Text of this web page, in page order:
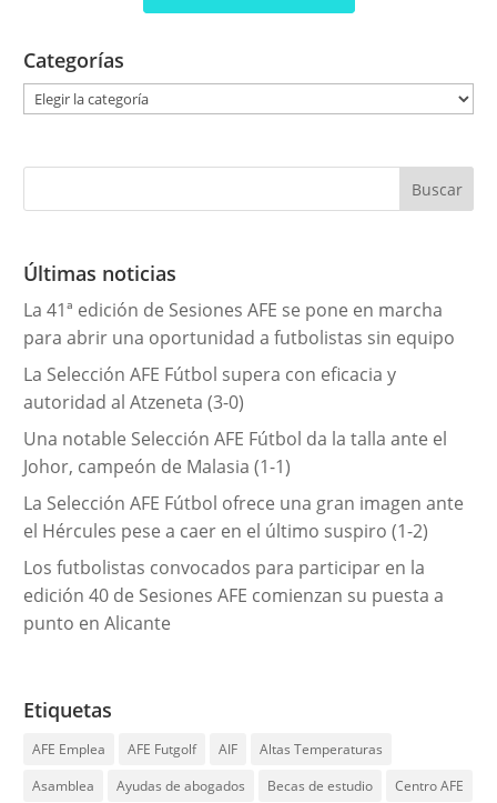
Categorías
g
r
a
s
Últimas noticias
La 41ª edición de Sesiones AFE se pone en marcha
para abrir una oportunidad a futbolistas sin equipo
La Selección AFE Fútbol supera con eficacia y
autoridad al Atzeneta (3-0)
Una notable Selección AFE Fútbol da la talla ante el
Johor, campeón de Malasia (1-1)
La Selección AFE Fútbol ofrece una gran imagen ante
el Hércules pese a caer en el último suspiro (1-2)
Los futbolistas convocados para participar en la
edición 40 de Sesiones AFE comienzan su puesta a
punto en Alicante
Etiquetas
AFE Emplea AFE Futgolf AIF
Altas Temperaturas
Asamblea
Ayudas de abogados Becas de estudio
Centro AFE